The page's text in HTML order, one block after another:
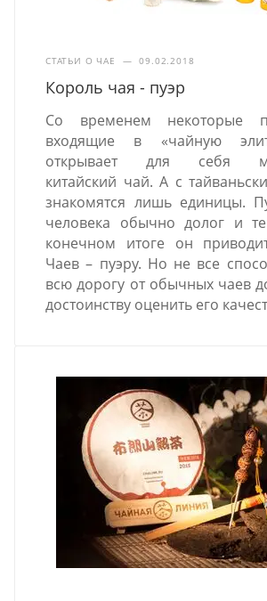
СТАТЬИ О ЧАЕ — 09.02.2018
Король чая - пуэр
Со временем некоторые
входящие в «чайную
открывает для себя
китайский чай. А с
знакомятся лишь единицы.
человека обычно долог и
конечном итоге он
Чаев – пуэру. Но не все
всю дорогу от обычных чаев
достоинству оценить его